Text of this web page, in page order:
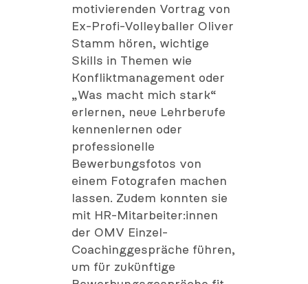
motivierenden Vortrag von
Ex-Profi-Volleyballer Oliver
Stamm hören, wichtige
Skills in Themen wie
Konfliktmanagement oder
„Was macht mich stark“
erlernen, neue Lehrberufe
kennenlernen oder
professionelle
Bewerbungsfotos von
einem Fotografen machen
lassen. Zudem konnten sie
mit HR-Mitarbeiter:innen
der OMV Einzel-
Coachinggespräche führen,
um für zukünftige